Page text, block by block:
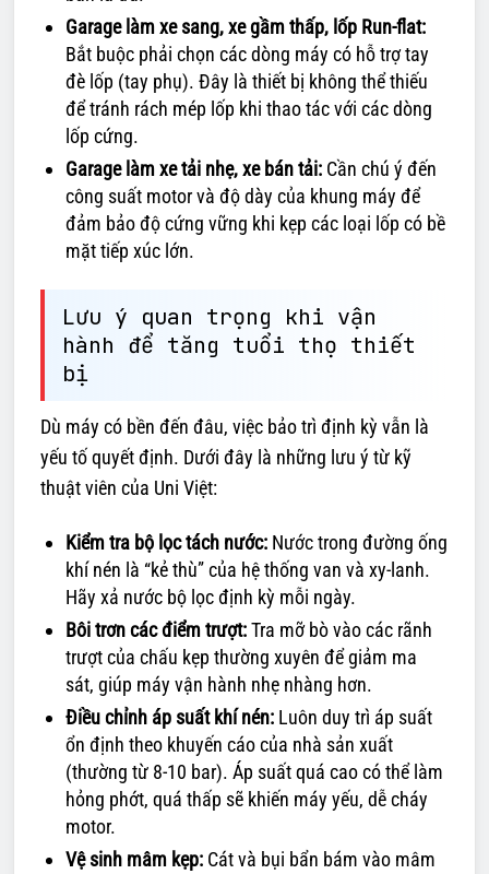
Garage làm xe sang, xe gầm thấp, lốp Run-flat:
Bắt buộc phải chọn các dòng máy có hỗ trợ tay
đè lốp (tay phụ). Đây là thiết bị không thể thiếu
để tránh rách mép lốp khi thao tác với các dòng
lốp cứng.
Garage làm xe tải nhẹ, xe bán tải: Cần chú ý đến
công suất motor và độ dày của khung máy để
đảm bảo độ cứng vững khi kẹp các loại lốp có bề
mặt tiếp xúc lớn.
Lưu ý quan trọng khi vận
hành để tăng tuổi thọ thiết
bị
Dù máy có bền đến đâu, việc bảo trì định kỳ vẫn là
yếu tố quyết định. Dưới đây là những lưu ý từ kỹ
thuật viên của Uni Việt:
Kiểm tra bộ lọc tách nước: Nước trong đường ống
khí nén là “kẻ thù” của hệ thống van và xy-lanh.
Hãy xả nước bộ lọc định kỳ mỗi ngày.
Bôi trơn các điểm trượt:Tra mỡ bò vào các rãnh
trượt của chấu kẹp thường xuyên để giảm ma
sát, giúp máy vận hành nhẹ nhàng hơn.
Điều chỉnh áp suất khí nén: Luôn duy trì áp suất
ổn định theo khuyến cáo của nhà sản xuất
(thường từ 8-10 bar). Áp suất quá cao có thể làm
hỏng phớt, quá thấp sẽ khiến máy yếu, dễ cháy
motor.
Vệ sinh mâm kẹp: Cát và bụi bẩn bám vào mâm